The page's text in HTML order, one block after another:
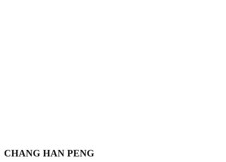
CHANG HAN PENG